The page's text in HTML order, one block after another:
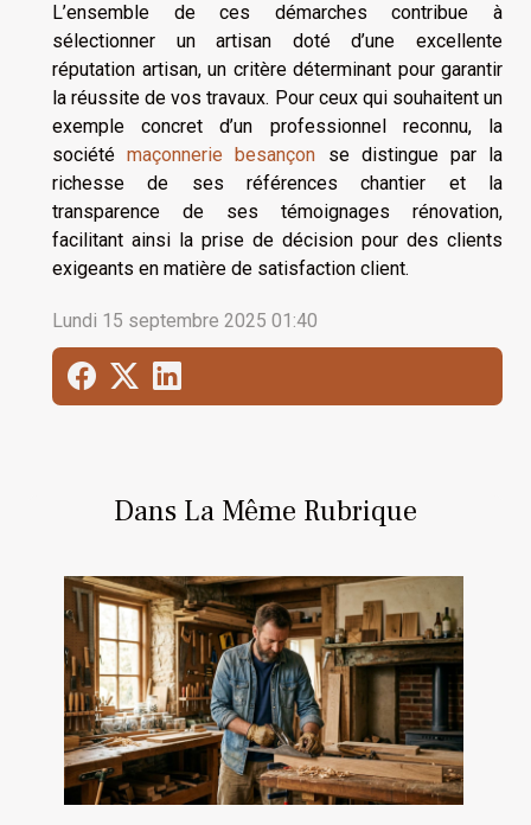
Dans La Même Rubrique
L’ensemble de ces démarches contribue à
sélectionner un artisan doté d’une excellente
réputation artisan, un critère déterminant pour garantir
la réussite de vos travaux. Pour ceux qui souhaitent un
exemple concret d’un professionnel reconnu, la
sociétémaçonnerie besançon se distingue par la
richesse de ses références chantier et la
transparence de ses témoignages rénovation,
facilitant ainsi la prise de décision pour des clients
exigeants en matière de satisfaction client.
Lundi 15 septembre 2025 01:40